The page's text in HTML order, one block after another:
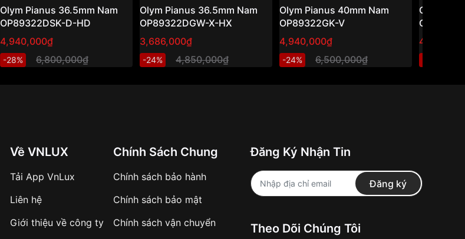
Olym Pianus 36.5mm Nam
OP89322DSK-D-HD
4,940,000₫
-28% 6,800,000₫
Olym Pianus 36.5mm Nam
OP89322DGW-X-HX
3,686,000₫
-24% 4,850,000₫
Olym Pianus 40mm Nam
OP89322GK-V
4,940,000₫
-24% 6,500,000₫
Olym
OP9927-
Về VNLUX
Tải App VnLux
Liên hệ
Giới thiệu về công ty
Chính Sách Chung
Chính sách bảo hành
Chính sách bảo mật
Chính sách vận chuyển
Đăng Ký Nhận Tin
Đăng ký
Theo Dõi Chúng Tôi